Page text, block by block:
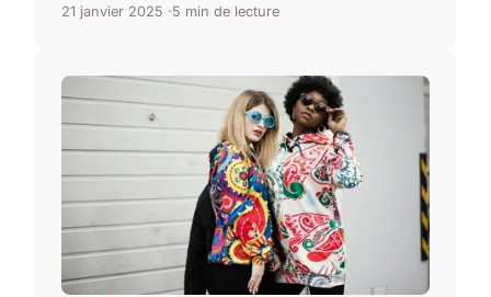
21 janvier 2025 5 min de lecture